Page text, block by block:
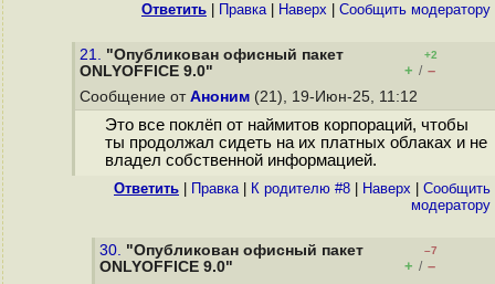
Ответить Правка| Наверх Cообщить модератору
21. "Опубликован офисный пакет
ONLYOFFICE 9.0"
+2
+ / –
Сообщение от Аноним (21), 19-Июн-25, 11:12
Это все поклёп от наймитов корпораций, чтобы
ты продолжал сидеть на их платных облаках и не
владел собственной информацией.
Ответить Правка| К родителю #8 Наверх
Cообщить
модератору
30. "Опубликован офисный пакет
ONLYOFFICE 9.0"
–7
+ / –